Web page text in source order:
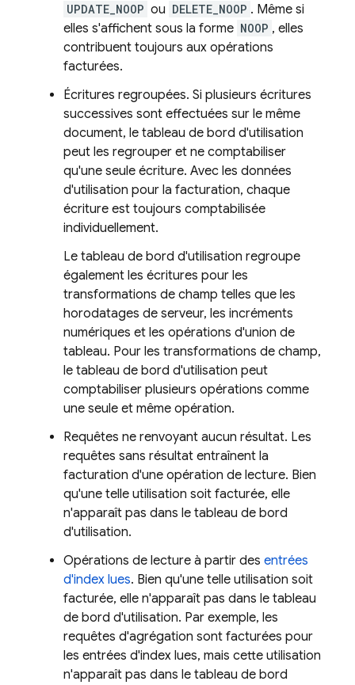
UPDATE_NOOP ou DELETE_NOOP . Même si
elles s'affichent sous la forme NOOP , elles
contribuent toujours aux opérations
facturées.
Écritures regroupées. Si plusieurs écritures
successives sont effectuées sur le même
document, le tableau de bord d'utilisation
peut les regrouper et ne comptabiliser
qu'une seule écriture. Avec les données
d'utilisation pour la facturation, chaque
écriture est toujours comptabilisée
individuellement.
Le tableau de bord d'utilisation regroupe
également les écritures pour les
transformations de champ telles que les
horodatages de serveur, les incréments
numériques et les opérations d'union de
tableau. Pour les transformations de champ,
le tableau de bord d'utilisation peut
comptabiliser plusieurs opérations comme
une seule et même opération.
Requêtes ne renvoyant aucun résultat. Les
requêtes sans résultat entraînent la
facturation d'une opération de lecture. Bien
qu'une telle utilisation soit facturée, elle
n'apparaît pas dans le tableau de bord
d'utilisation.
Opérations de lecture à partir des entrées
d'index lues. Bien qu'une telle utilisation soit
facturée, elle n'apparaît pas dans le tableau
de bord d'utilisation. Par exemple, les
requêtes d'agrégation sont facturées pour
les entrées d'index lues, mais cette utilisation
n'apparaît pas dans le tableau de bord